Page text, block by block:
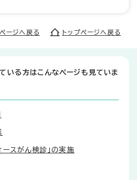
ージへ戻る トップページへ戻る
いる方はこんなページも見ていま
ースがん検診」の実施